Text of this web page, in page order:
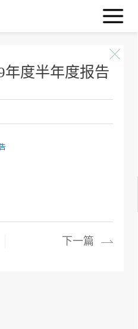
年度半年度报告
下一篇